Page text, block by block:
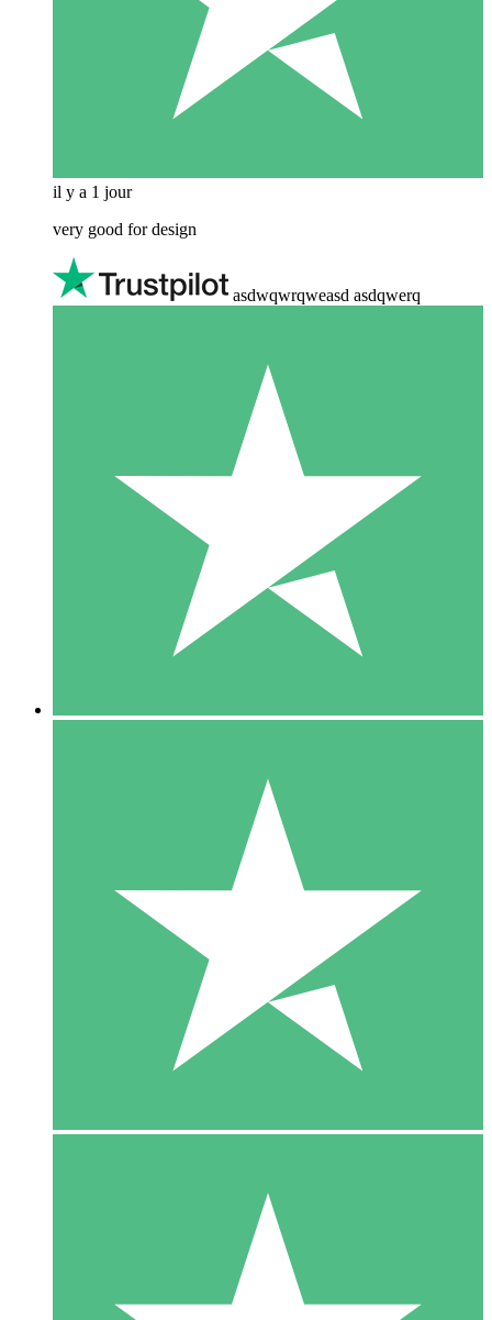
il y a 1 jour
very good for design
asdwqwrqweasd asdqwerq